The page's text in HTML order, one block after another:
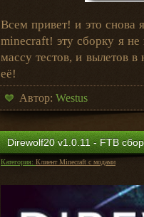
Всем привет! и это снова
minecraft! эту сборку я
массу тестов, и вылетов
её!
Автор: Westus
Direwolf20 v1.0.11 - FTB
Категория: Клиент Minecraft с модами